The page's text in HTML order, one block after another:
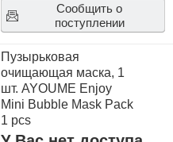
Сообщить о
поступлении
Пузырьковая
очищающая маска, 1
шт. AYOUME Enjoy
Mini Bubble Mask Pack
1 pcs